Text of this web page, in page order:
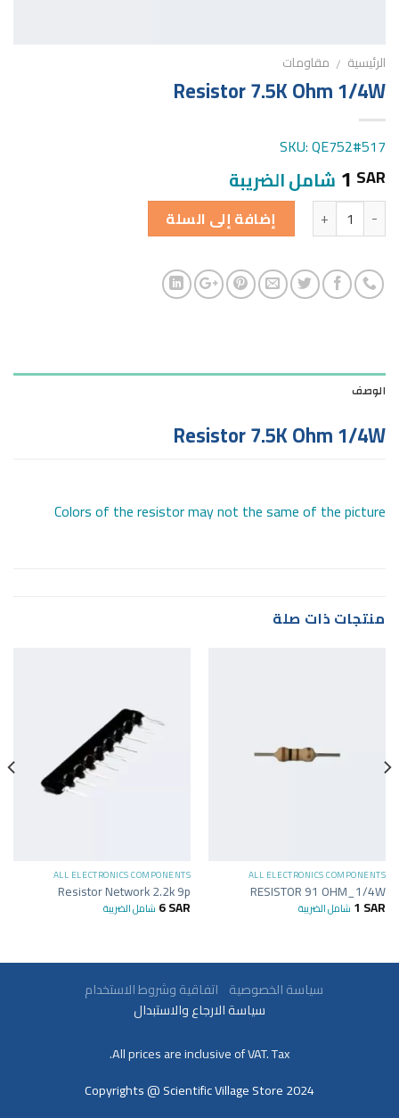
الرئيسية / مقاومات
Resistor 7.5K Ohm 1/4W
SKU: QE752#517
1 SAR شامل الضريبة
الكمية إضافة إلى السلة
الوصف
Resistor 7.5K Ohm 1/4W
Colors of the resistor may not the same of the picture
منتجات ذات صلة
ALL ELECTRONICS COMPONENTS
RESISTOR 91 OHM_1/4W
1 SAR شامل الضريبة
ALL ELECTRONICS COMPONENTS
Resistor Network 2.2k 9p
6SAR شامل الضريبة
سياسة الخصوصية اتفاقية وشروط الاستخدام
سياسة الارجاع والاستبدال
All prices are inclusive of VAT. Tax.
Copyrights @ Scientific Village Store 2024